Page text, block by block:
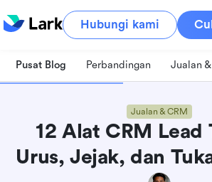
Hubungi kami
Pusat Blog Perbandingan Jualan
Jualan & CRM
12 Alat CRM Lead
Urus, Jejak, dan